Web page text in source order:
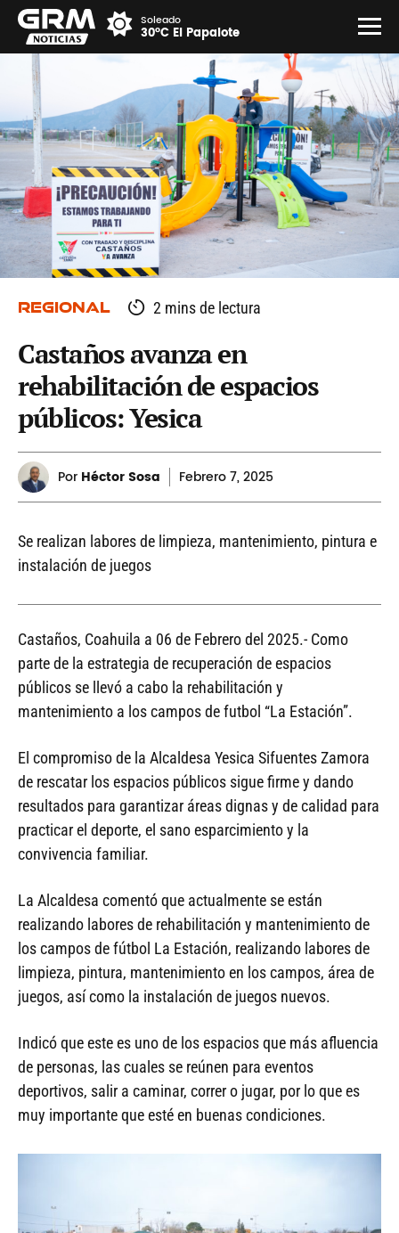
Soleado
30°C El Papalote
REGIONAL 2 mins de lectura
Castaños avanza en
rehabilitación de espacios
públicos: Yesica
Por Héctor Sosa Febrero7, 2025
Se realizan labores de limpieza, mantenimiento, pintura e
instalación de juegos
Castaños, Coahuila a 06 de Febrero del 2025.- Como
parte de la estrategia de recuperación de espacios
públicos se llevó a cabo la rehabilitación y
mantenimiento a los campos de futbol “La Estación”.
El compromiso de la Alcaldesa Yesica Sifuentes Zamora
de rescatar los espacios públicos sigue firme y dando
resultados para garantizar áreas dignas y de calidad para
practicar el deporte, el sano esparcimiento y la
convivencia familiar.
La Alcaldesa comentó que actualmente se están
realizando labores de rehabilitación y mantenimiento de
los campos de fútbol La Estación, realizando labores de
limpieza, pintura, mantenimiento en los campos, área de
juegos, así como la instalación de juegos nuevos.
Indicó que este es uno de los espacios que más afluencia
de personas, las cuales se reúnen para eventos
deportivos, salir a caminar, correr o jugar, por lo que es
muy importante que esté en buenas condiciones.